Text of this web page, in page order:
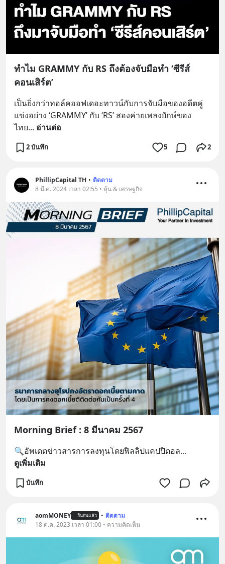
ทำไม GRAMMY กับ RS ถึงต้องจับมือทำ ‘ซีรีส์
คอนเสิร์ต’
เป็นยิ่งกว่าทอล์คออฟเดอะทาวน์กับการจับมือของอดีตคู่
แข่งอย่าง ‘GRAMMY’ กับ ‘RS’ สองค่ายเพลงยักษ์ของ
ไทย... อ่านต่อ
2 บันทึก 5 2
PhillipCapital TH • ติดตาม
8 มี.ค. 2024 เวลา 02:55 • หุ้น & เศรษฐกิจ
Morning Brief : 8 มีนาคม 2567
🔍อัพเดตข่าวสารการลงทุนโดยฟิลลิปแคปปิตอล...
ดูเพิ่มเติม
บันทึก
aomMONEY ยืนยันแล้ว • ติดตาม
18 ต.ค. 2023 เวลา 01:00 • ความคิดเห็น